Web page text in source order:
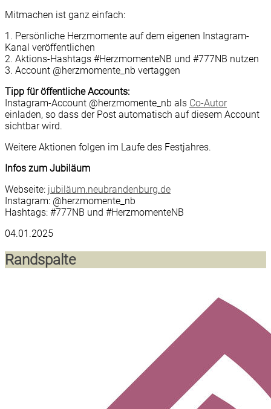
Mitmachen ist ganz einfach:
1. Persönliche Herzmomente auf dem eigenen Instagram-
Kanal veröffentlichen
2. Aktions-Hashtags #HerzmomenteNB und #777NB nutzen
3. Account @herzmomente_nb vertaggen
Tipp für öffentliche Accounts:
Instagram-Account @herzmomente_nb als Co-Autor
einladen, so dass der Post automatisch auf diesem Account
sichtbar wird.
Weitere Aktionen folgen im Laufe des Festjahres.
Infos zum Jubiläum
Webseite: jubiläum.neubrandenburg.de
Instagram: @herzmomente_nb
Hashtags: #777NB und #HerzmomenteNB
04.01.2025
Randspalte